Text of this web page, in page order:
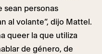
sean personas
al volante”, dijo Mattel.
queer la que utiliza
de género, de